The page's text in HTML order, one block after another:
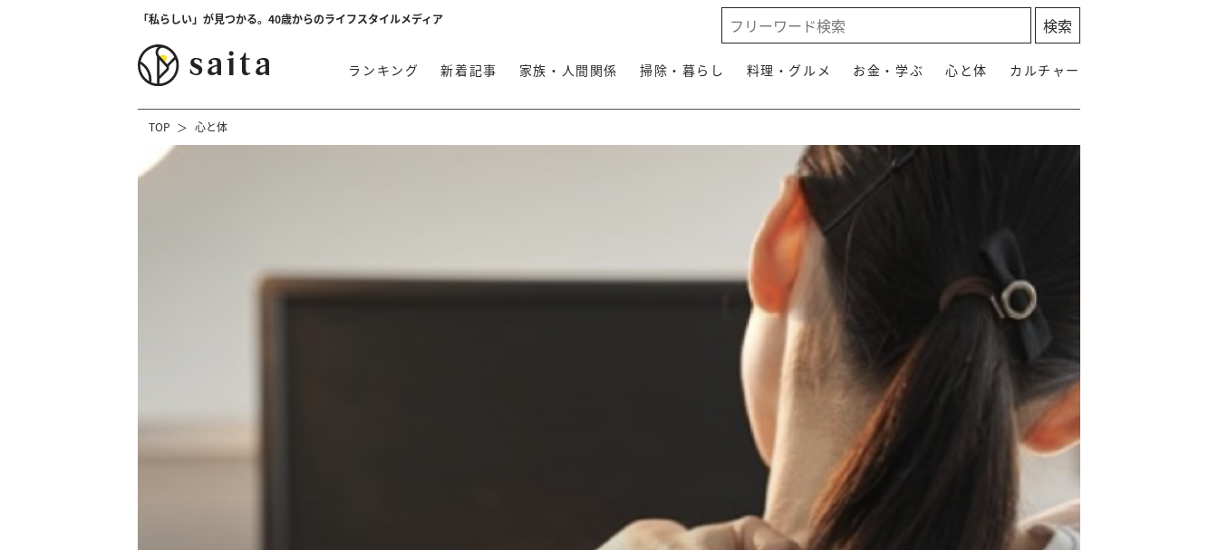
「私らしい」が見つかる。40歳からのライフスタイルメディア
ランキング 新着記事 家族・人間関係 掃除・暮らし 料理・グルメ お金・学ぶ 心と体 カルチャー
TOP 心と体